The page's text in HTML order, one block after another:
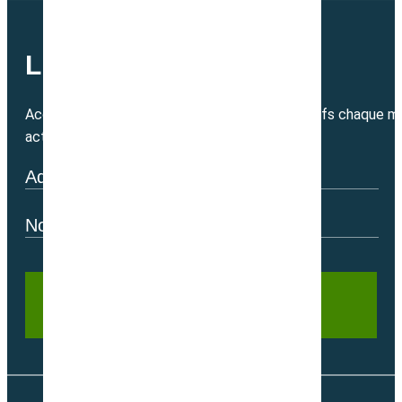
LETTRE MENSUELLE
Accédez directement à nos bons plans exclusifs chaque
actualité.